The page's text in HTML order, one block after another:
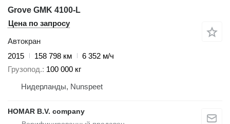
Grove GMK 4100-L
Цена по запросу
Автокран
2015
158 798 км
6 352 м/ч
Грузопод. 100 000 кг
Нидерланды, Nunspeet
HOMAR B.V. company